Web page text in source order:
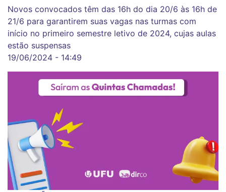
Novos convocados têm das 16h do dia 20/6 às 16h de
21/6 para garantirem suas vagas nas turmas com
início no primeiro semestre letivo de 2024, cujas aulas
estão suspensas
19/06/2024 - 14:49